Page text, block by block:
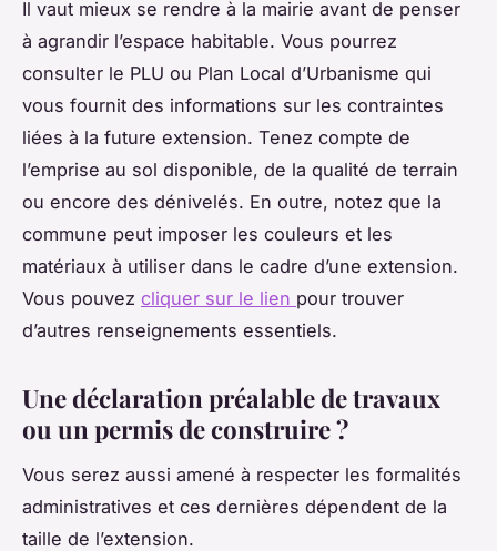
Il vaut mieux se rendre à la mairie avant de penser
à agrandir l’espace habitable. Vous pourrez
consulter le PLU ou Plan Local d’Urbanisme qui
vous fournit des informations sur les contraintes
liées à la future extension. Tenez compte de
l’emprise au sol disponible, de la qualité de terrain
ou encore des dénivelés. En outre, notez que la
commune peut imposer les couleurs et les
matériaux à utiliser dans le cadre d’une extension.
Vous pouvez cliquer sur le lien pour trouver
d’autres renseignements essentiels.
Une déclaration préalable de travaux
ou un permis de construire ?
Vous serez aussi amené à respecter les formalités
administratives et ces dernières dépendent de la
taille de l’extension.